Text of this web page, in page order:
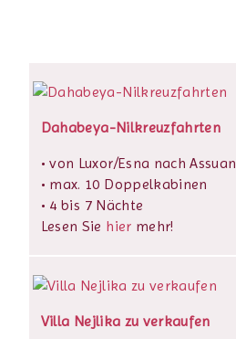
Dahabeya-Nilkreuzfahrten
• von Luxor/Esna nach Assuan
• max. 10 Doppelkabinen
• 4 bis 7 Nächte
Lesen Sie hier mehr!
Villa Nejlika zu verkaufen